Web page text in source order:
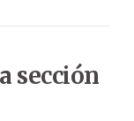
sección